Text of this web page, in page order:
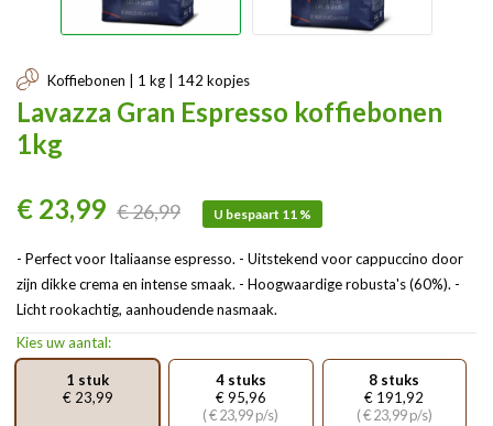
Koffiebonen | 1 kg | 142 kopjes
Lavazza Gran Espresso koffiebonen
1kg
€ 23,99 € 26,99 U bespaart 11 %
- Perfect voor Italiaanse espresso. - Uitstekend voor cappuccino door
zijn dikke crema en intense smaak. - Hoogwaardige robusta's (60%). -
Licht rookachtig, aanhoudende nasmaak.
Kies uw aantal:
1 stuk
€ 23,99
4 stuks
€ 95,96
( € 23,99 p/s)
8 stuks
€ 191,92
( € 23,99 p/s)